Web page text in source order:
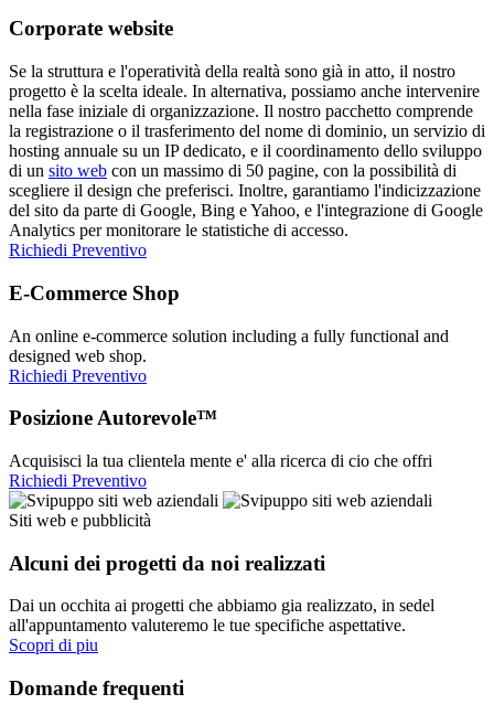
Corporate website
Se la struttura e l'operatività della realtà sono già in atto, il nostro
progetto è la scelta ideale. In alternativa, possiamo anche intervenire
nella fase iniziale di organizzazione. Il nostro pacchetto comprende
la registrazione o il trasferimento del nome di dominio, un servizio di
hosting annuale su un IP dedicato, e il coordinamento dello sviluppo
di un sito web con un massimo di 50 pagine, con la possibilità di
scegliere il design che preferisci. Inoltre, garantiamo l'indicizzazione
del sito da parte di Google, Bing e Yahoo, e l'integrazione di Google
Analytics per monitorare le statistiche di accesso.
Richiedi Preventivo
E-Commerce Shop
An online e-commerce solution including a fully functional and
designed web shop.
Richiedi Preventivo
Posizione Autorevole™
Acquisisci la tua clientela mente e' alla ricerca di cio che offri
Richiedi Preventivo
Siti web e pubblicità
Alcuni dei progetti da noi realizzati
Dai un occhita ai progetti che abbiamo gia realizzato, in sedel
all'appuntamento valuteremo le tue specifiche aspettative.
Scopri di piu
Domande frequenti